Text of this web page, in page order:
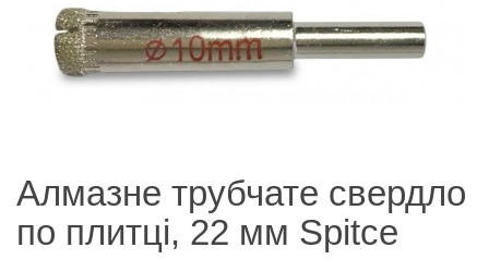
Алмазне трубчате свердло
по плитці, 22 мм Spitce